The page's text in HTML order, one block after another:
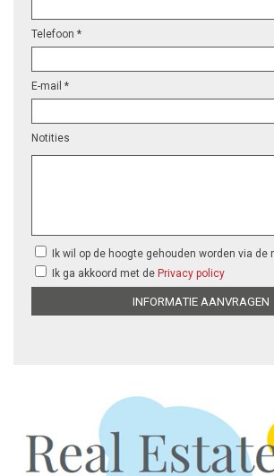
Telefoon *
E-mail *
Notities
Ik wil op de hoogte gehouden worden via de
Ik ga akkoord met de Privacy policy